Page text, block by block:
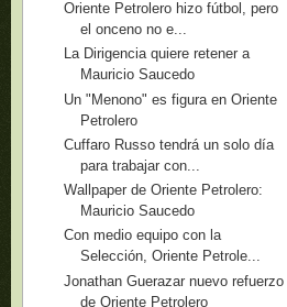
Oriente Petrolero hizo fútbol, pero
el onceno no e...
La Dirigencia quiere retener a
Mauricio Saucedo
Un "Menono" es figura en Oriente
Petrolero
Cuffaro Russo tendrá un solo día
para trabajar con...
Wallpaper de Oriente Petrolero:
Mauricio Saucedo
Con medio equipo con la
Selección, Oriente Petrole...
Jonathan Guerazar nuevo refuerzo
de Oriente Petrolero